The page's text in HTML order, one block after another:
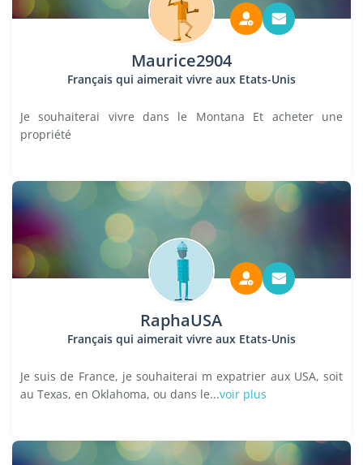
Maurice2904
Français qui aimerait vivre aux Etats-Unis
Je souhaiterai vivre dans le Montana Et acheter une
propriété
RaphaUSA
Français qui aimerait vivre aux Etats-Unis
Je suis de France, je souhaiterai m expatrier aux USA, soit
au Texas, en Oklahoma, ou dans le...voir plus